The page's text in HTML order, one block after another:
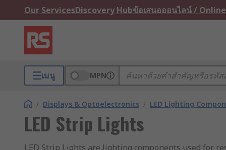
Our ServicesDiscovery Hubข้อเสนอออนไลน์ /
เมนู MPN
/ Displays & Optoelectronics / LED Lighting
LED Strip Lights
LED Strip Lights are lighting components used for